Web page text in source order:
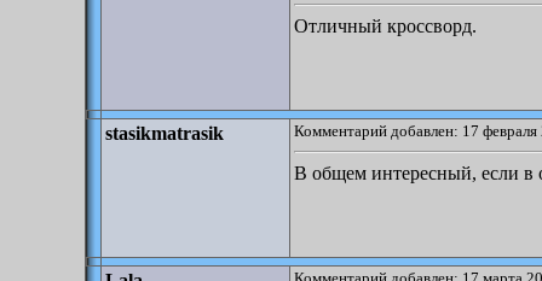
Отличный кроссворд.
stasikmatrasik Комментарий добавлен: 17
В общем интересный, если в